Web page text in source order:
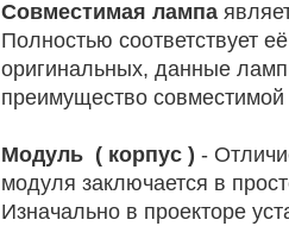
Совместимая лампа
Полностью соответствует
оригинальных, данные
преимущество
Модуль ( корпус ) -
модуля заключается в
Изначально в проекторе